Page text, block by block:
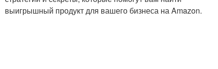
выигрышный продукт для вашего бизнеса на Amazon.